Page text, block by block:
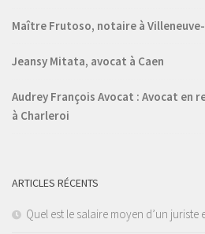
Maître Frutoso, notaire à
Jeansy Mitata, avocat à Caen
Audrey François Avocat : Avocat en
à Charleroi
ARTICLES RÉCENTS
Quel est le salaire moyen d’un juriste